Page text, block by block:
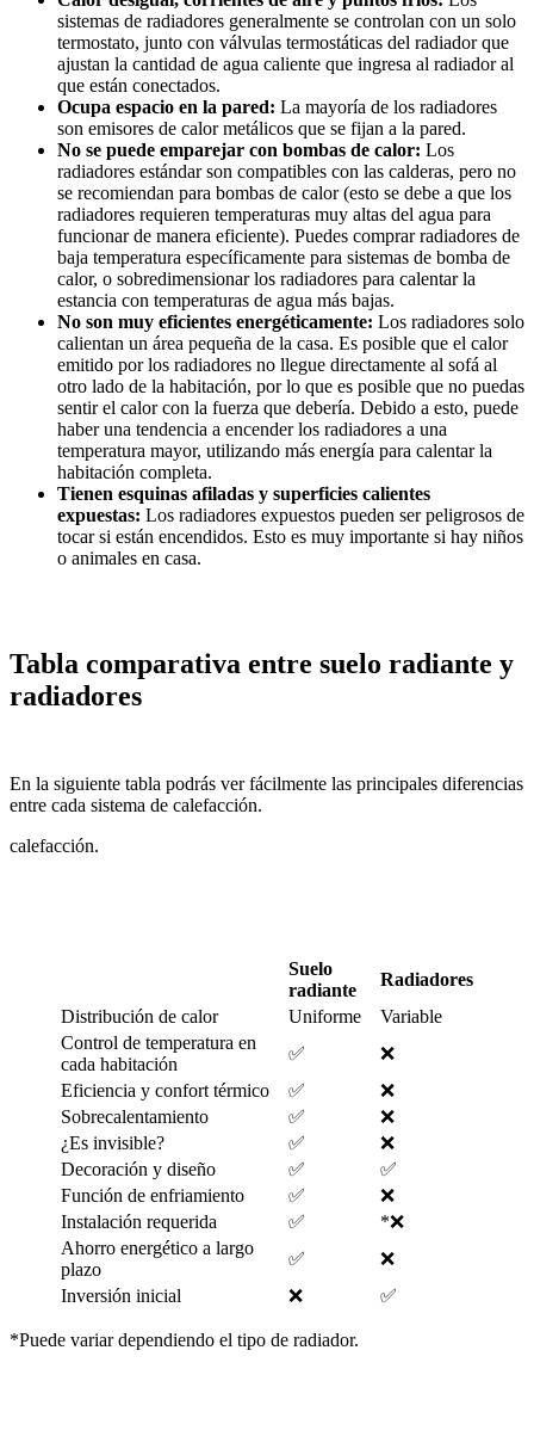
sistemas de radiadores generalmente se controlan con un solo
termostato, junto con válvulas termostáticas del radiador que
ajustan la cantidad de agua caliente que ingresa al radiador al
que están conectados.
Ocupa espacio en la pared: La mayoría de los radiadores
son emisores de calor metálicos que se fijan a la pared.
No se puede emparejar con bombas de calor: Los
radiadores estándar son compatibles con las calderas, pero no
se recomiendan para bombas de calor (esto se debe a que los
radiadores requieren temperaturas muy altas del agua para
funcionar de manera eficiente). Puedes comprar radiadores de
baja temperatura específicamente para sistemas de bomba de
calor, o sobredimensionar los radiadores para calentar la
estancia con temperaturas de agua más bajas.
No son muy eficientes energéticamente: Los radiadores solo
calientan un área pequeña de la casa. Es posible que el calor
emitido por los radiadores no llegue directamente al sofá al
otro lado de la habitación, por lo que es posible que no puedas
sentir el calor con la fuerza que debería. Debido a esto, puede
haber una tendencia a encender los radiadores a una
temperatura mayor, utilizando más energía para calentar la
habitación completa.
Tienen esquinas afiladas y superficies calientes
expuestas: Los radiadores expuestos pueden ser peligrosos de
tocar si están encendidos. Esto es muy importante si hay niños
o animales en casa.
Tabla comparativa entre suelo radiante y
radiadores
En la siguiente tabla podrás ver fácilmente las principales diferencias
entre cada sistema de calefacción.
calefacción.
Suelo
radiante
Radiadores
Distribución de calor
Uniforme
Variable
Control de temperatura en
cada habitación
✅
❌
Eficiencia y confort térmico
✅
❌
Sobrecalentamiento
✅
❌
¿Es invisible?
✅
❌
Decoración y diseño
✅
✅
Función de enfriamiento
✅
❌
Instalación requerida
✅
*❌
Ahorro energético a largo
plazo
✅
❌
Inversión inicial
❌ ✅
*Puede variar dependiendo el tipo de radiador.